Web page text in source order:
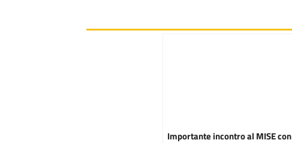
Importante incontro al MISE con